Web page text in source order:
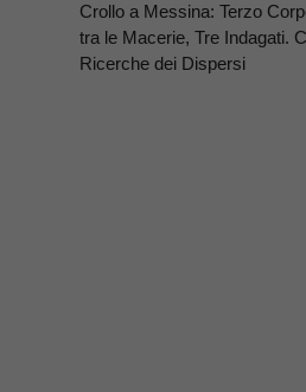
Crollo a Messina: Terzo
tra le Macerie, Tre Indagati.
Ricerche dei Dispersi